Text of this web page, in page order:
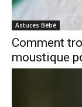
Astuces Bébé
Comment
moustique